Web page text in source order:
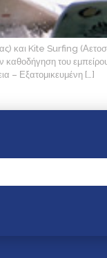
Kite Surfing
του εμπείρου
– Εξατομικευμένη […]